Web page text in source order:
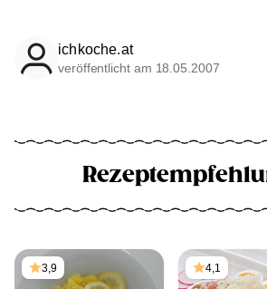
ichkoche.at
veröffentlicht am 18.05.2007
3,9 4,1